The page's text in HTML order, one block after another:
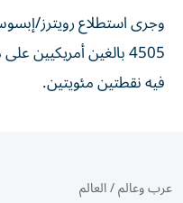
وجرى استطلاع رويترز/
4505 بالغين
فيه نقطتين مئويتين.
عرب وعالم/العالم